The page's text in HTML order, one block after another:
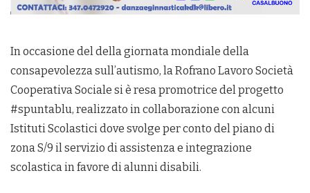
In occasione del della giornata mondiale della
consapevolezza sull’autismo, la Rofrano Lavoro Società
Cooperativa Sociale si è resa promotrice del progetto
#spuntablu, realizzato in collaborazione con alcuni
Istituti Scolastici dove svolge per conto del piano di
zona S/9 il servizio di assistenza e integrazione
scolastica in favore di alunni disabili.